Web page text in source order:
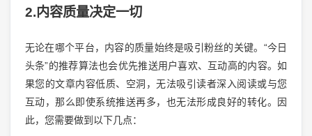
2.内容质量决定一切
无论在哪个平台，内容的质量始终是吸引粉丝的关键。“今日
头条”的推荐算法也会优先推送用户喜欢、互动高的内容。如
果您的文章内容低质、空洞，无法吸引读者深入阅读或与您
互动，那么即使系统推送再多，也无法形成良好的转化。因
此，您需要做到以下几点：